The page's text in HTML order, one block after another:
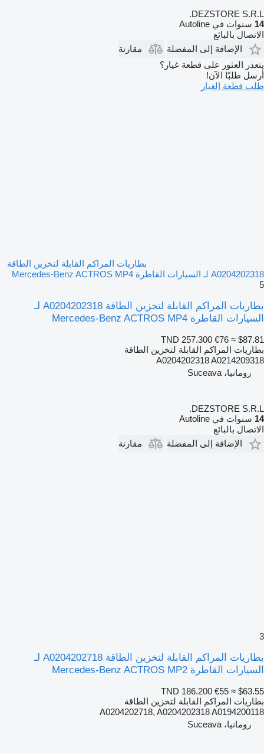
DEZSTORE S.R.L.
14 سنوات في Autoline
الاتصال بالبائع
الإضافة إلى المفضلة
مقارنة
يتعذر العثور على قطعة غيار؟
أرسل طلبًا الآن!
طلب قطعة الغيار
بطاريات المراكم القابلة لتخزين الطاقة
A0204202318 لـ السيارات القاطرة Mercedes-Benz ACTROS MP4
5
بطاريات المراكم القابلة لتخزين الطاقة A0204202318 لـ
السيارات القاطرة Mercedes-Benz ACTROS MP4
TND 257.300 €76 ≈ $87.81
بطاريات المراكم القابلة لتخزين الطاقة
A0204202318 A0214209318
رومانيا، Suceava
DEZSTORE S.R.L.
14 سنوات في Autoline
الاتصال بالبائع
الإضافة إلى المفضلة
مقارنة
3
بطاريات المراكم القابلة لتخزين الطاقة A0204202718 لـ
السيارات القاطرة Mercedes-Benz ACTROS MP2
TND 186.200 €55 ≈ $63.55
بطاريات المراكم القابلة لتخزين الطاقة
A0204202718, A0204202318 A0194200118
رومانيا، Suceava